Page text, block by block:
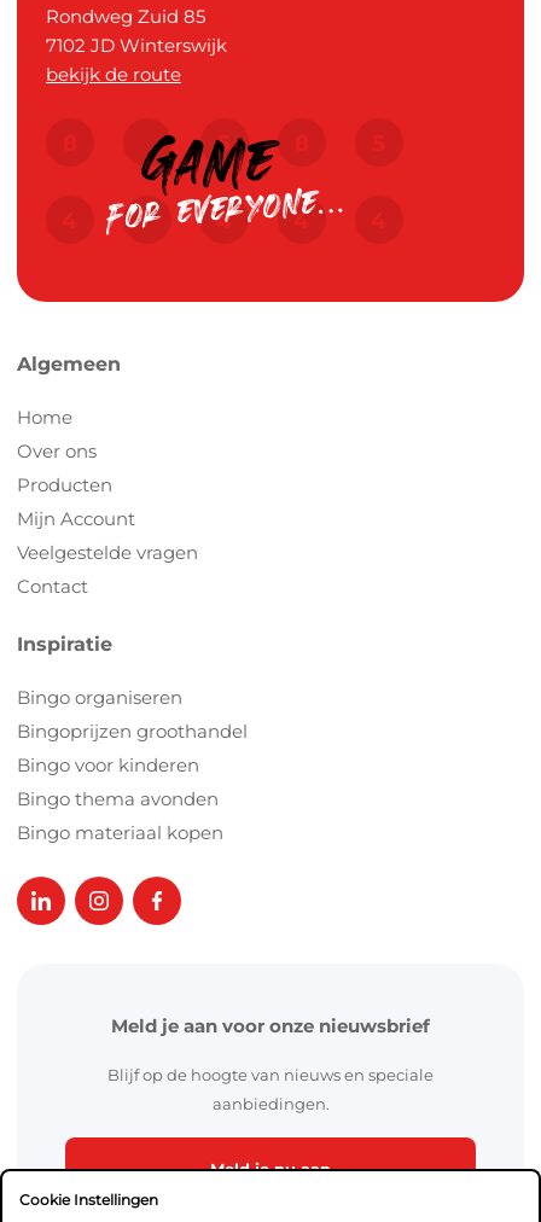
Rondweg Zuid 85
7102 JD Winterswijk
bekijk de route
Algemeen
Home
Over ons
Producten
Mijn Account
Veelgestelde vragen
Contact
Inspiratie
Bingo organiseren
Bingoprijzen groothandel
Bingo voor kinderen
Bingo thema avonden
Bingo materiaal kopen
Meld je aan voor onze nieuwsbrief
Blijf op de hoogte van nieuws en speciale
aanbiedingen.
Meld je nu aan
Cookie Instellingen